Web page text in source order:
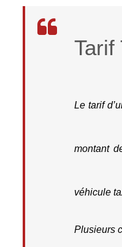
Tarif
Le tarif
montant
véhicule
Plusieurs